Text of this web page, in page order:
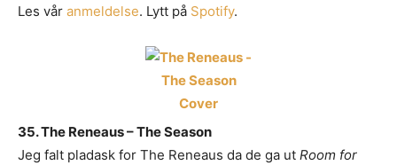
Den bør som MINIMUM inneholde følgende:
Litt om deg. Om prosjektet ditt, og når det er release osv.
etter musikken din. Og uten å måtte logge
(gode eksempler er f.eks Soundcloud og YouTube. Dårlige
er Spotify og Tidal.)
Les vår anmeldelse. Lytt på Spotify.
35. The Reneaus – The Season
Jeg falt pladask for The Reneaus da de ga ut Room for